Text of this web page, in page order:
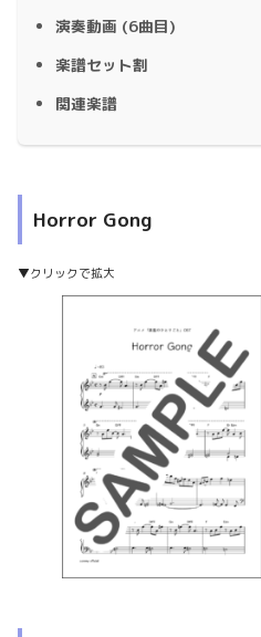
演奏動画 (6曲目)
楽譜セット割
関連楽譜
Horror Gong
▼クリックで拡大